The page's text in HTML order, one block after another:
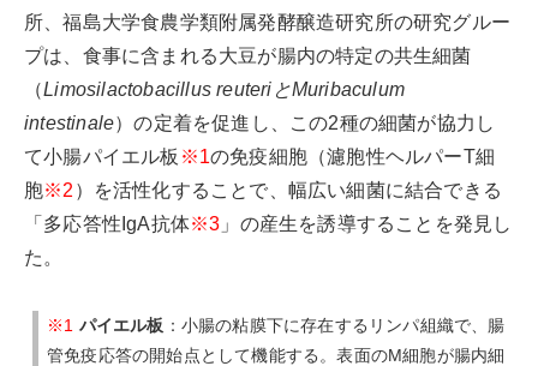
所、福島大学食農学類附属発酵醸造研究所の研究グルー
プは、食事に含まれる大豆が腸内の特定の共生細菌
（Limosilactobacillus reuteriとMuribaculum
intestinale）の定着を促進し、この2種の細菌が協力し
て小腸パイエル板 ※1の免疫細胞（濾胞性ヘルパーT細
胞※2 ）を活性化することで、幅広い細菌に結合できる
「多応答性IgA抗体※3 」の産生を誘導することを発見し
た。
※1 パイエル板 ：小腸の粘膜下に存在するリンパ組織で、腸
管免疫応答の開始点として機能する。表面のM細胞が腸内細